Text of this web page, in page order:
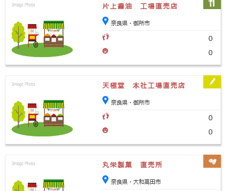
片上醤油 工場直売店
奈良県・御所市
0
0
天極堂 本社工場直売店
奈良県・御所市
0
0
丸栄製菓 直売所
奈良県・大和高田市